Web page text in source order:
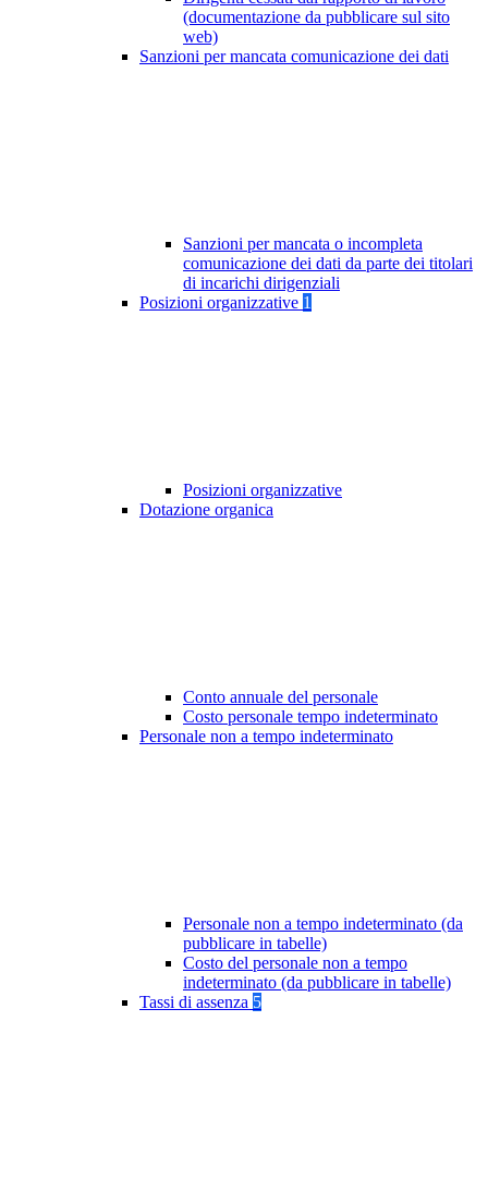
(documentazione da pubblicare sul sito
web)
Sanzioni per mancata comunicazione dei dati
Sanzioni per mancata o incompleta
comunicazione dei dati da parte dei titolari
di incarichi dirigenziali
Posizioni organizzative 1
Posizioni organizzative
Dotazione organica
Conto annuale del personale
Costo personale tempo indeterminato
Personale non a tempo indeterminato
Personale non a tempo indeterminato (da
pubblicare in tabelle)
Costo del personale non a tempo
indeterminato (da pubblicare in tabelle)
Tassi di assenza 5